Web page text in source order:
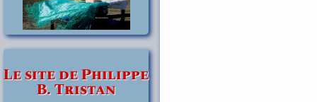
Le site de Philippe
B. Tristan